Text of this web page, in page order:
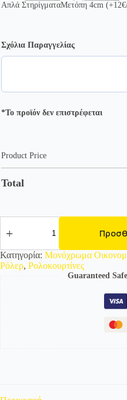
Απλά ΣτηρίγματαΜετόπη 4cm
Σχόλια Παραγγελίας
*Το προϊόν δεν επιστρέφεται
Product Price
Total
Ρολοκουρτίνες
Μονόχρωμες
Οικονομικές
Ανοιχτό
Κατηγορία: Μονόχρωμα
Ρόλερ, Ρολοκουρτίνες
Guaranteed